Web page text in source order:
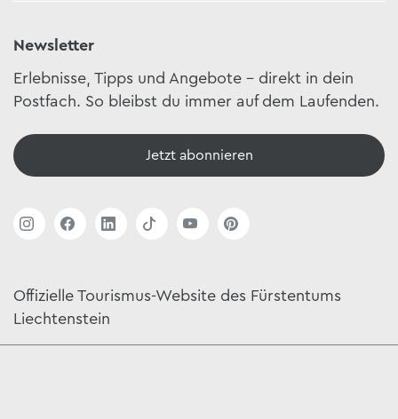
Newsletter
Erlebnisse, Tipps und Angebote – direkt in dein
Postfach. So bleibst du immer auf dem Laufenden.
Jetzt abonnieren
Offizielle Tourismus-Website des Fürstentums
Liechtenstein